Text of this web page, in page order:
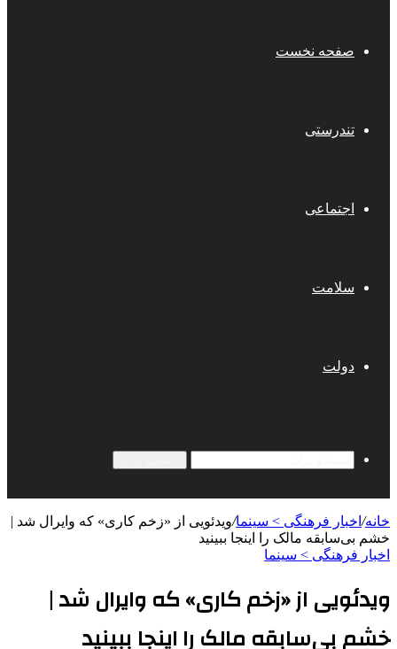
صفحه نخست
تندرستی
اجتماعی
سلامت
دولت
خانه/ اخبار فرهنگی > سینما/ویدئویی از «زخم کاری» که وایرال شد |
خشم بی‌سابقه مالک را اینجا ببینید
اخبار فرهنگی > سینما
ویدئویی از «زخم کاری» که وایرال شد |
خشم بی‌سابقه مالک را اینجا ببینید